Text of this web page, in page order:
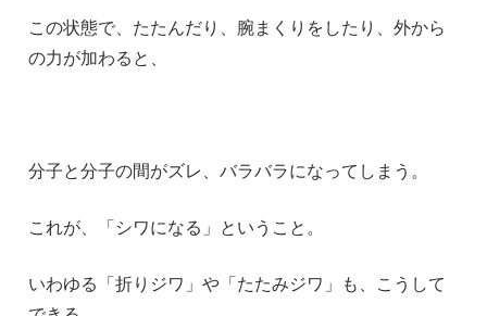
この状態で、たたんだり、腕まくりをしたり、外から
の力が加わると、
分子と分子の間がズレ、バラバラになってしまう。
これが、「シワになる」ということ。
いわゆる「折りジワ」や「たたみジワ」も、こうして